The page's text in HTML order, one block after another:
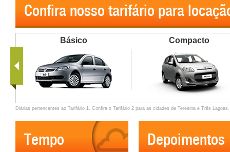
Confira nosso tarifário para
Básico Compacto
Diárias pertencentes ao Tarifário 1. Confira o Tarifário 2 para as cidades de Teresina e Três Lagoas.
Tempo Depoimentos